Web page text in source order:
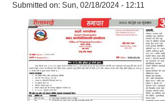
Submitted on: Sun, 02/18/2024 - 12:11